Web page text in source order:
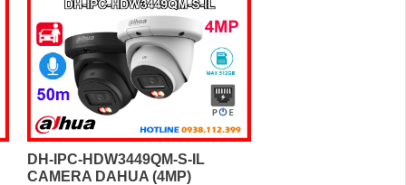
DH-IPC-HDW3449QM-S-IL
CAMERA DAHUA (4MP)